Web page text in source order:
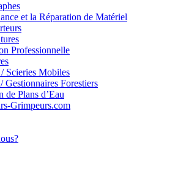
et la Réparation de Matériel
Professionnelle
/ Scieries Mobiles
Gestionnaires Forestiers
de Plans d’Eau
Grimpeurs.com